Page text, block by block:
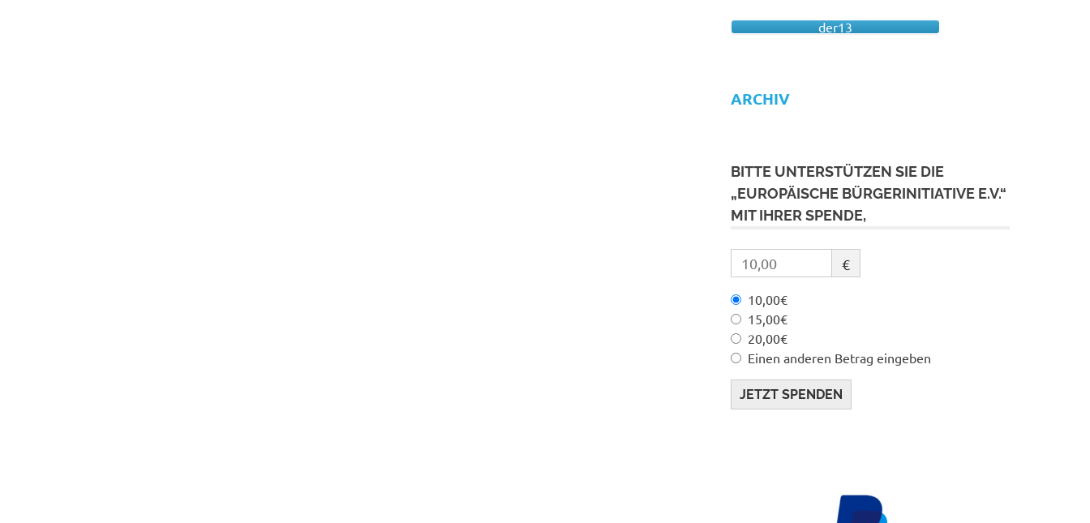
der13
ARCHIV
BITTE UNTERSTÜTZEN SIE DIE
„EUROPÄISCHE BÜRGERINITIATIVE E.V.“
MIT IHRER SPENDE,
€
10,00€
15,00€
20,00€
Einen anderen Betrag eingeben
JETZT SPENDEN